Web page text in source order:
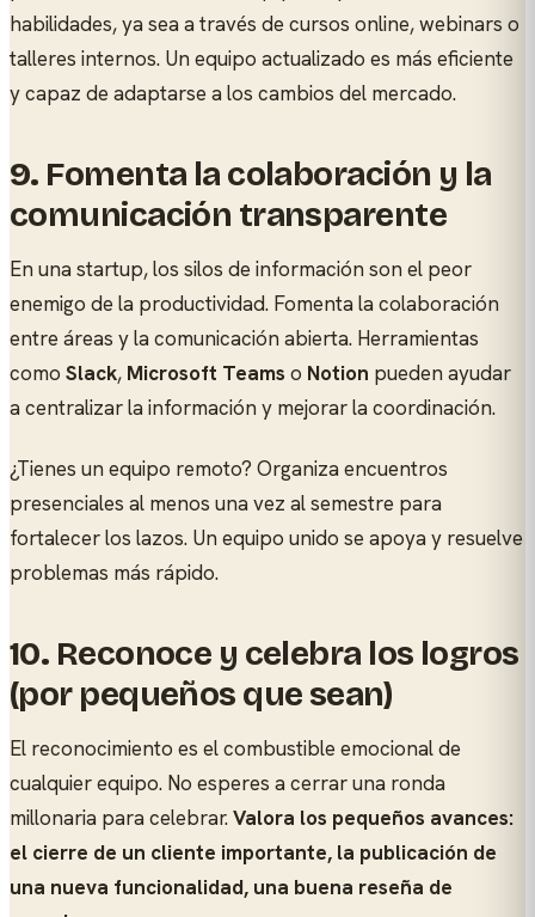
habilidades, ya sea a través de cursos online, webinars o
talleres internos. Un equipo actualizado es más eficiente
y capaz de adaptarse a los cambios del mercado.
9. Fomenta la colaboración y la
comunicación transparente
En una startup, los silos de información son el peor
enemigo de la productividad. Fomenta la colaboración
entre áreas y la comunicación abierta. Herramientas
como Slack, Microsoft Teams o Notion pueden ayudar
a centralizar la información y mejorar la coordinación.
¿Tienes un equipo remoto? Organiza encuentros
presenciales al menos una vez al semestre para
fortalecer los lazos. Un equipo unido se apoya y resuelve
problemas más rápido.
10. Reconoce y celebra los logros
(por pequeños que sean)
El reconocimiento es el combustible emocional de
cualquier equipo. No esperes a cerrar una ronda
millonaria para celebrar.Valora los pequeños avances:
el cierre de un cliente importante, la publicación de
una nueva funcionalidad, una buena reseña de